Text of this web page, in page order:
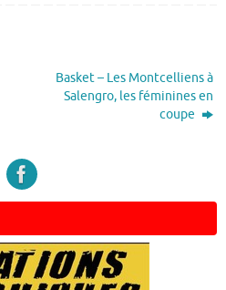
Basket – Les Montcelliens à
Salengro, les féminines en
coupe